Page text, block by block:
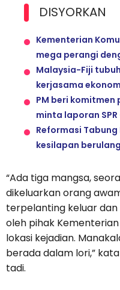
DISYORKAN
Kementerian
mega perangi
Malaysia-Fiji
kerjasama
PM beri komitmen
minta laporan
Reformasi
kesilapan berulang
“Ada tiga mangsa,
dikeluarkan orang
terpelanting keluar dan
oleh pihak
lokasi kejadian.
berada dalam lori,”
tadi.